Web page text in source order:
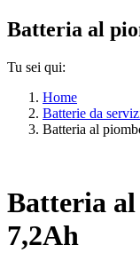
Batteria al
Tu sei qui:
Home
Batterie da
Batteria al
Batteria
7,2Ah